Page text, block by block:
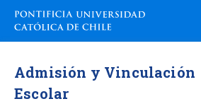
Admisión y Vinculación
Escolar